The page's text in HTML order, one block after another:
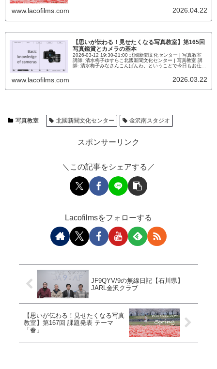
しょう。テーマ「春」【思いが伝わる！見せたくなる写真教
室】第167回 課題発表 テーマ「春」見事に春がたくさん並び
www.lacofilms.com 2026.04.22
【思いが伝わる！見せたくなる写真教室】第165回
写真鑑賞とカメラの基本
2026-03-12 19:30-21:00 北國新聞文化センター | 写真教室
講師: 清水梅子ゆすらこ北國新聞文化センター | 写真教室 講
師: 清水梅子みなさんこんばんわ、ということで今日もお仕事
た、ありがとうございます。今日は、写真鑑賞とカメラの基
礎という二本立て。写真鑑賞写真鑑賞は、以前出した課題
www.lacofilms.com 2026.03.22
写真教室 北國新聞文化センター 金沢南スタジオ
スポンサーリンク
＼この記事をシェアする／
Lacofilmsをフォローする
JF9QYV/9の無線日記【石川県】
JARL金沢クラブ
【思いが伝わる！見せたくなる写真
教室】第167回 課題発表 テーマ
「春」